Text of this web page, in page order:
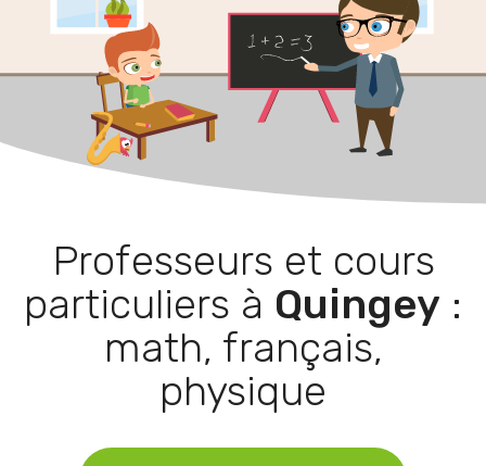
Professeurs et cours
particuliers à Quingey :
math, français,
physique